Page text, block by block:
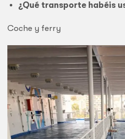
¿Qué transporte habéis
Coche y ferry